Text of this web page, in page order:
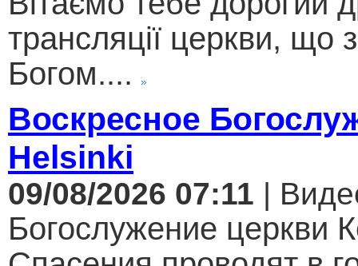
трансляції церкви, що
Богом....
Воскресное
Helsinki
09/08/2026 07:11 |
Богослужение церкви